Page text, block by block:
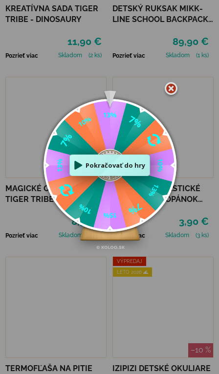
KREATÍVNA SADA TIGER
TRIBE - DINOSAURY
11,90 €
Pozrieť viac Skladom (2 ks)
DETSKÝ RUKSAK MIKK-
LINE SCHOOL BACKPACK -
89,90 €
Pozrieť viac Skladom (1 ks)
MAGICKÉ OMAĽOVÁNKY
TIGER TRIBE MAGIC
PAINTING WORLD -
8,90 €
Pozrieť viac Skladom (1 ks)
ŠPIRÁLOVÉ ELASTICKÉ
ŠNÚRKY DO TOPÁNOK
VTR - NEÓNOVO ŽLTÁ
3,90 €
Pozrieť viac Skladom (3 ks)
TERMOFĽAŠA NA PITIE
VÝPREDAJ
LETO 2026 🌊
–10 %
IZIPIZI DETSKÉ OKULIARE